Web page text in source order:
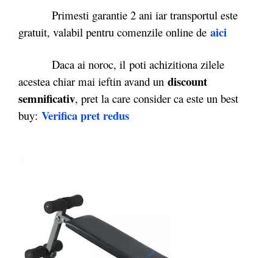
Primesti garantie 2 ani iar transportul este
gratuit, valabil pentru comenzile online de aici
Daca ai noroc, il poti achizitiona zilele
acestea chiar mai ieftin avand un discount
semnificativ, pret la care consider ca este un best
buy: Verifica pret redus